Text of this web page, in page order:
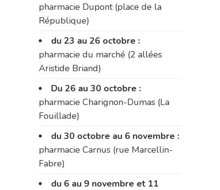
pharmacie Dupont (place de la
République)
du 23 au 26 octobre :
pharmacie du marché (2 allées
Aristide Briand)
Du 26 au 30 octobre :
pharmacie Charignon-Dumas (La
Fouillade)
du 30 octobre au 6 novembre :
pharmacie Carnus (rue Marcellin-
Fabre)
du 6 au 9 novembre et 11